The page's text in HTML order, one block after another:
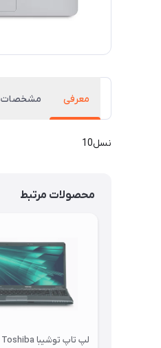
معرفی مشخصات
نسل10
محصولات مرتبط
لپ تاپ توشیبا Toshiba